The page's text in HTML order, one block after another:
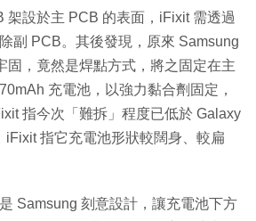
架設於主 PCB 的表面，iFixit 需透過
副 PCB。其後發現，原來 Samsung
固，竟然是焊點方式，將之固定在主
充電池，以強力黏合劑固定，
指今次「難拆」程度已低於 Galaxy
iFixit 指它充電池形狀較闊身、較扁
Samsung 刻意設計，讓充電池下方